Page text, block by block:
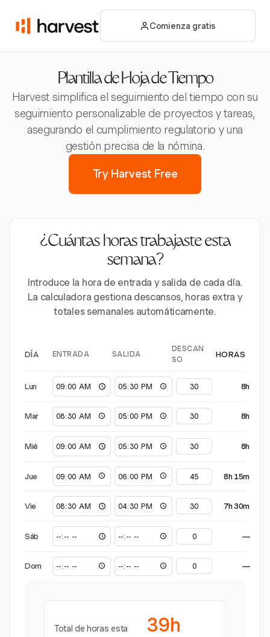
Comienza gratis
Plantilla de Hoja de Tiempo
Harvest simplifica el seguimiento del tiempo con su
seguimiento personalizable de proyectos y tareas,
asegurando el cumplimiento regulatorio y una
gestión precisa de la nómina.
Try Harvest Free
¿Cuántas horas trabajaste esta
semana?
Introduce la hora de entrada y salida de cada día.
La calculadora gestiona descansos, horas extra y
totales semanales automáticamente.
DÍA ENTRADA SALIDA
DESCAN
SO
HORAS
Lun 8h
Mar 8h
Mié 8h
Jue 8h 15m
Vie 7h 30m
Sáb —
Dom —
Total de horas esta
39h